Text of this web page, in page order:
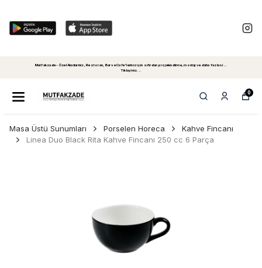
Mutfakzade - Özel Alanlariniz, Restoran, Bar ve Cafe'leriniz için sıfırdan projelendirme, montaj ve daha fazlasi...
Tiklayiniz...
0
Masa Üstü Sunumları Porselen Horeca
Kahve Fincanı
Linea Duo Black Rita Kahve Fincanı 250 cc 6 Parça